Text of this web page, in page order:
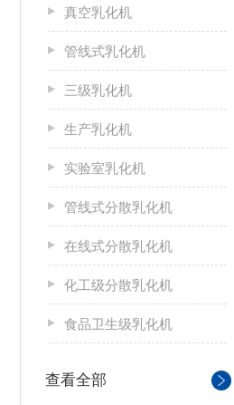
真空乳化机
管线式乳化机
三级乳化机
生产乳化机
实验室乳化机
管线式分散乳化机
在线式分散乳化机
化工级分散乳化机
食品卫生级乳化机
查看全部